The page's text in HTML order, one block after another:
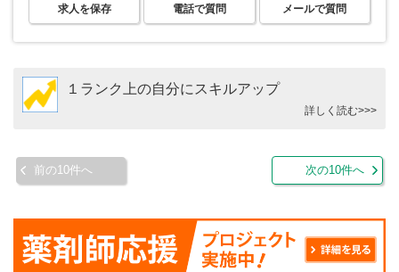
求人を保存 電話で質問 メールで質問
１ランク上の自分にスキルアップ
詳しく読む>>>
前の10件へ 次の10件へ